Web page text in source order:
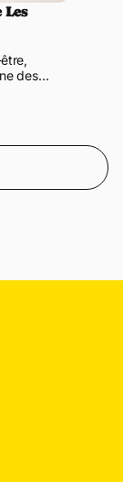
gluten, soja,
24h-48H par
des